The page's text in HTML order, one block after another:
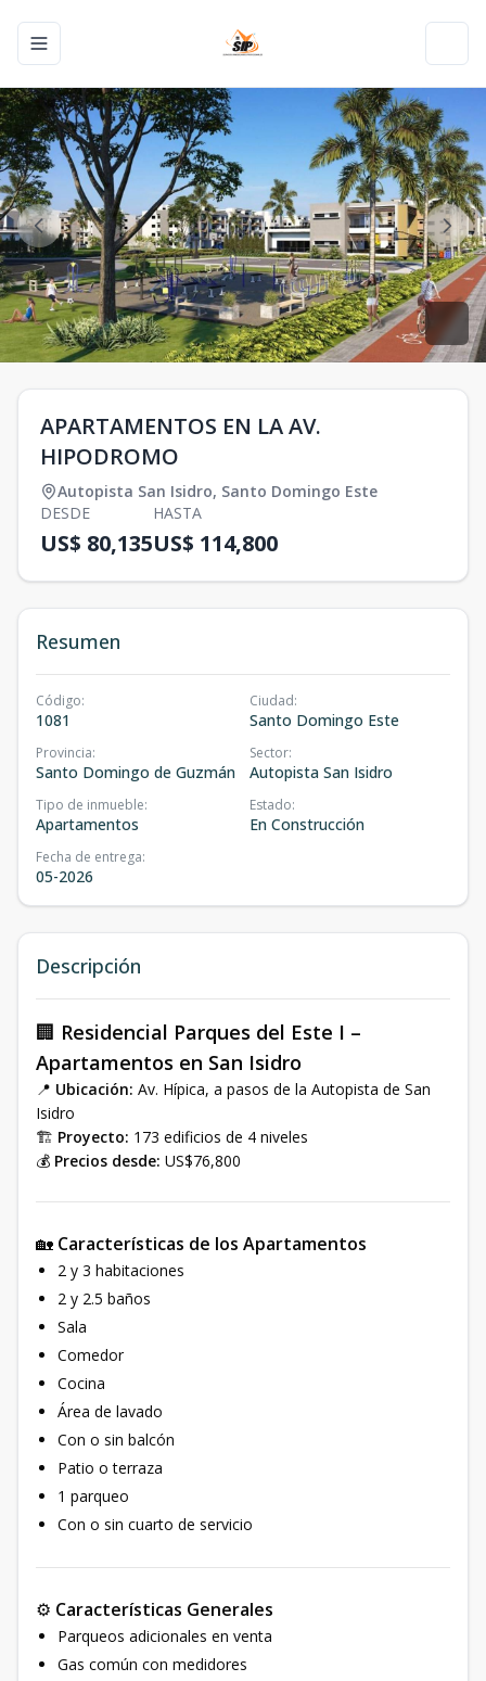
Toggle navigation menu
APARTAMENTOS EN LA AV.
HIPODROMO
Autopista San Isidro, Santo Domingo Este
DESDE
US$ 80,135
HASTA
US$ 114,800
Resumen
Código:
1081
Ciudad:
Santo Domingo Este
Provincia:
Santo Domingo de Guzmán
Sector:
Autopista San Isidro
Tipo de inmueble:
Apartamentos
Estado:
En Construcción
Fecha de entrega:
05-2026
Descripción
🏢 Residencial Parques del Este I –
Apartamentos en San Isidro
📍 Ubicación: Av. Hípica, a pasos de la Autopista de San
Isidro
🏗 Proyecto: 173 edificios de 4 niveles
💰 Precios desde: US$76,800
🏡 Características de los Apartamentos
2 y 3 habitaciones
2 y 2.5 baños
Sala
Comedor
Cocina
Área de lavado
Con o sin balcón
Patio o terraza
1 parqueo
Con o sin cuarto de servicio
⚙️ Características Generales
Parqueos adicionales en venta
Gas común con medidores